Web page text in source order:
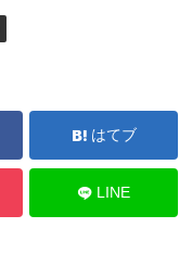
はてブ
LINE